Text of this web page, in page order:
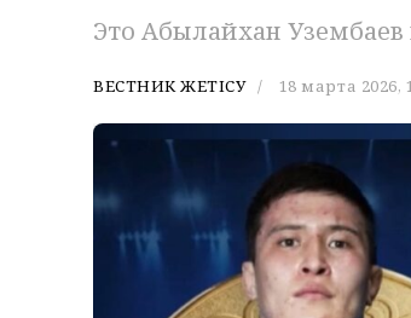
Это Абылайхан
ВЕСТНИК ЖЕТІСУ 18 марта 2026,